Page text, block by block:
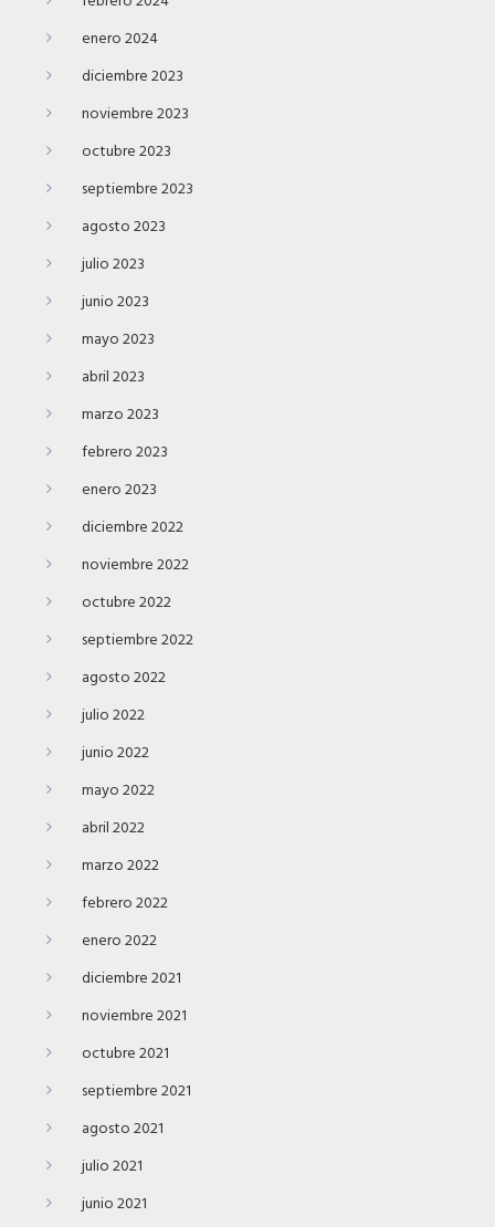
enero 2024
diciembre 2023
noviembre 2023
octubre 2023
septiembre 2023
agosto 2023
julio 2023
junio 2023
mayo 2023
abril 2023
marzo 2023
febrero 2023
enero 2023
diciembre 2022
noviembre 2022
octubre 2022
septiembre 2022
agosto 2022
julio 2022
junio 2022
mayo 2022
abril 2022
marzo 2022
febrero 2022
enero 2022
diciembre 2021
noviembre 2021
octubre 2021
septiembre 2021
agosto 2021
julio 2021
junio 2021